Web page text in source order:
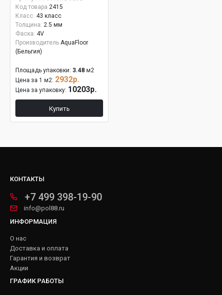
Код товара 2415
Класс: 43 класс
Толщина: 2.5 мм
Фаска: 4V
Производитель AquaFloor
(Бельгия)
Площадь упаковки: 3.48 м2
Цена за 1 м2: 2932р.
Цена за упаковку: 10203р.
Купить
КОНТАКТЫ
+7 499 398-19-90
info@pol88.ru
ИНФОРМАЦИЯ
О нас
Доставка и оплата
Гарантия и возврат
Акции
ГРАФИК РАБОТЫ